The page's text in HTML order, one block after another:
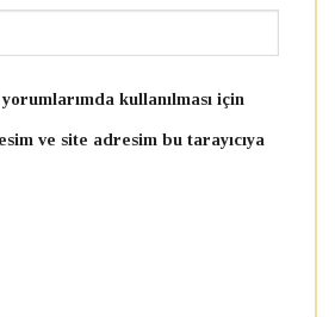
kullanılması için
ve site adresim bu tarayıcıya